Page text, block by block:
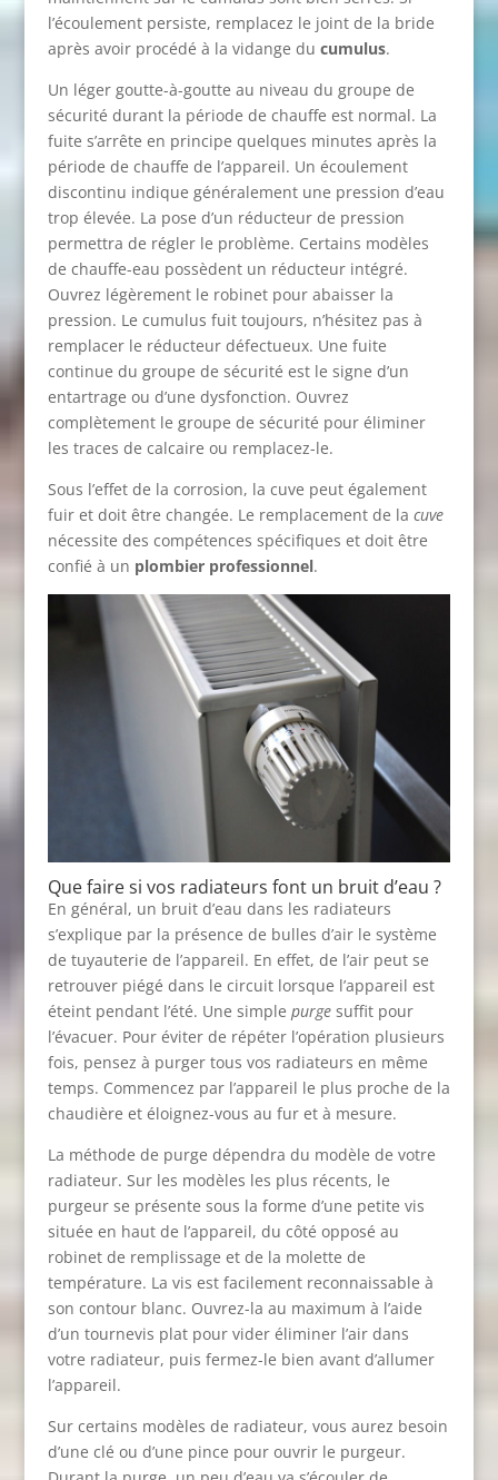
l’écoulement persiste, remplacez le joint de la bride
après avoir procédé à la vidange du cumulus.
Un léger goutte-à-goutte au niveau du groupe de
sécurité durant la période de chauffe est normal. La
fuite s’arrête en principe quelques minutes après la
période de chauffe de l’appareil. Un écoulement
discontinu indique généralement une pression d’eau
trop élevée. La pose d’un réducteur de pression
permettra de régler le problème. Certains modèles
de chauffe-eau possèdent un réducteur intégré.
Ouvrez légèrement le robinet pour abaisser la
pression. Le cumulus fuit toujours, n’hésitez pas à
remplacer le réducteur défectueux. Une fuite
continue du groupe de sécurité est le signe d’un
entartrage ou d’une dysfonction. Ouvrez
complètement le groupe de sécurité pour éliminer
les traces de calcaire ou remplacez-le.
Sous l’effet de la corrosion, la cuve peut également
fuir et doit être changée. Le remplacement de la cuve
nécessite des compétences spécifiques et doit être
confié à un plombier professionnel.
Que faire si vos radiateurs font un bruit d’eau ?
En général, un bruit d’eau dans les radiateurs
s’explique par la présence de bulles d’air le système
de tuyauterie de l’appareil. En effet, de l’air peut se
retrouver piégé dans le circuit lorsque l’appareil est
éteint pendant l’été. Une simple purge suffit pour
l’évacuer. Pour éviter de répéter l’opération plusieurs
fois, pensez à purger tous vos radiateurs en même
temps. Commencez par l’appareil le plus proche de la
chaudière et éloignez-vous au fur et à mesure.
La méthode de purge dépendra du modèle de votre
radiateur. Sur les modèles les plus récents, le
purgeur se présente sous la forme d’une petite vis
située en haut de l’appareil, du côté opposé au
robinet de remplissage et de la molette de
température. La vis est facilement reconnaissable à
son contour blanc. Ouvrez-la au maximum à l’aide
d’un tournevis plat pour vider éliminer l’air dans
votre radiateur, puis fermez-le bien avant d’allumer
l’appareil.
Sur certains modèles de radiateur, vous aurez besoin
d’une clé ou d’une pince pour ouvrir le purgeur.